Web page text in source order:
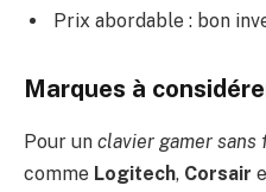
Prix abordable : bon
Marques à
Pour un clavier gamer sans
comme Logitech, Corsair